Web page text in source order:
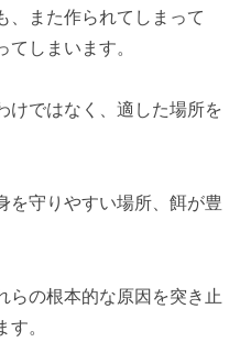
、また作られてしまって
しまいます。
けではなく、適した場所を
を守りやすい場所、餌が豊
らの根本的な原因を突き止
。